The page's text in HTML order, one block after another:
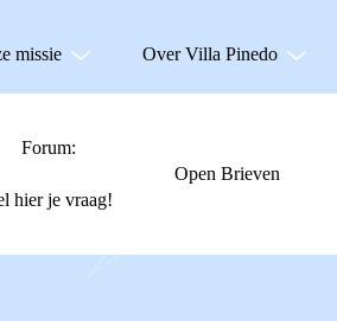
missie Over Villa Pinedo
Forum:
hier je vraag!
Open Brieven